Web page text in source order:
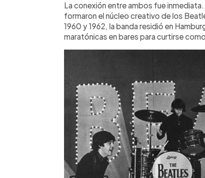
La conexión entre ambos fue
formaron el núcleo creativo de los
1960 y 1962, la banda residió en
maratónicas en bares para curtirse